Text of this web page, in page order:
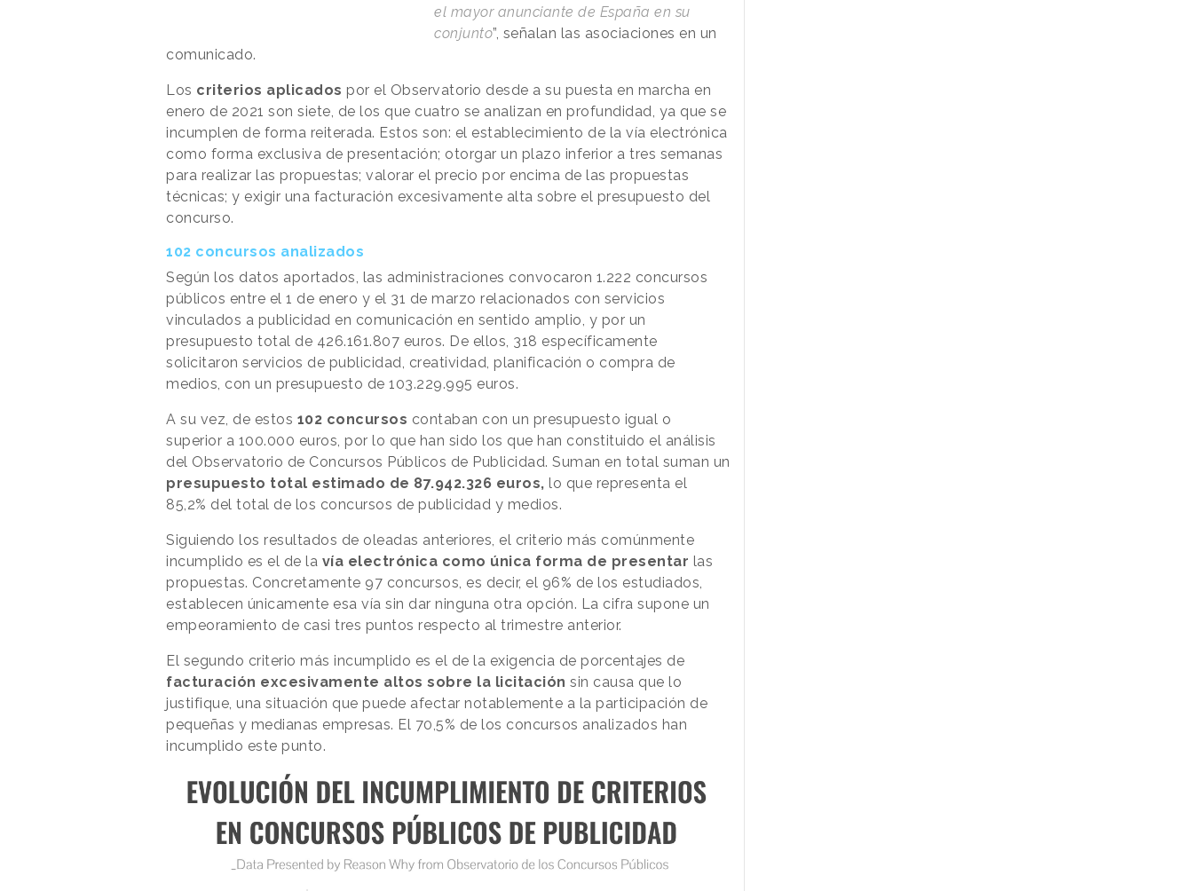
el mayor anunciante de España en su
conjunto”, señalan las asociaciones en un
comunicado.
Los criterios aplicados por el Observatorio desde a su puesta en marcha en
enero de 2021 son siete, de los que cuatro se analizan en profundidad, ya que se
incumplen de forma reiterada. Estos son: el establecimiento de la vía electrónica
como forma exclusiva de presentación; otorgar un plazo inferior a tres semanas
para realizar las propuestas; valorar el precio por encima de las propuestas
técnicas; y exigir una facturación excesivamente alta sobre el presupuesto del
concurso.
102 concursos analizados
Según los datos aportados, las administraciones convocaron 1.222 concursos
públicos entre el 1 de enero y el 31 de marzo relacionados con servicios
vinculados a publicidad en comunicación en sentido amplio, y por un
presupuesto total de 426.161.807 euros. De ellos, 318 específicamente
solicitaron servicios de publicidad, creatividad, planificación o compra de
medios, con un presupuesto de 103.229.995 euros.
A su vez, de estos 102 concursos contaban con un presupuesto igual o
superior a 100.000 euros, por lo que han sido los que han constituido el análisis
del Observatorio de Concursos Públicos de Publicidad. Suman en total suman un
presupuesto total estimado de 87.942.326 euros, lo que representa el
85,2% del total de los concursos de publicidad y medios.
Siguiendo los resultados de oleadas anteriores, el criterio más comúnmente
incumplido es el de la vía electrónica como única forma de presentar las
propuestas. Concretamente 97 concursos, es decir, el 96% de los estudiados,
establecen únicamente esa vía sin dar ninguna otra opción. La cifra supone un
empeoramiento de casi tres puntos respecto al trimestre anterior.
El segundo criterio más incumplido es el de la exigencia de porcentajes de
facturación excesivamente altos sobre la licitación sin causa que lo
justifique, una situación que puede afectar notablemente a la participación de
pequeñas y medianas empresas. El 70,5% de los concursos analizados han
incumplido este punto.